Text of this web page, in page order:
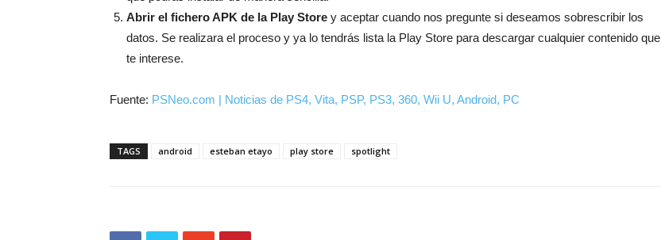
Abrir el fichero APK de la Play Store y aceptar cuando nos pregunte si deseamos sobrescribir los
datos. Se realizara el proceso y ya lo tendrás lista la Play Store para descargar cualquier contenido que
te interese.
Fuente: PSNeo.com | Noticias de PS4, Vita, PSP, PS3, 360, Wii U, Android, PC
TAGS android esteban etayo play store spotlight